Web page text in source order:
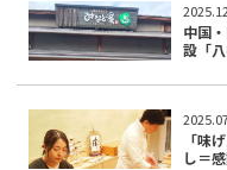
中国
設「
「味
し＝